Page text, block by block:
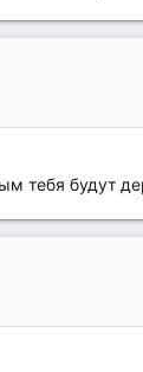
тебя будут